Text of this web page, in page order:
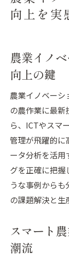
農業
ンを知
スマート
スマ
する
農業
戦略
生産
事例
農業
の秘訣
スマ
向上を実
農業イノ
向上の鍵
農業イノベー
の農作業に最
ら、ICTやスマ
管理が飛躍的に
ータ分析を活用
グを正確に把握
うな事例から
の課題解決と生
スマート
潮流